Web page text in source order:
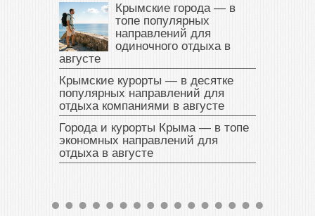
Крымские города — в
топе популярных
направлений для
одиночного отдыха в
августе
Крымские курорты — в десятке
популярных направлений для
отдыха компаниями в августе
Города и курорты Крыма — в топе
экономных направлений для
отдыха в августе